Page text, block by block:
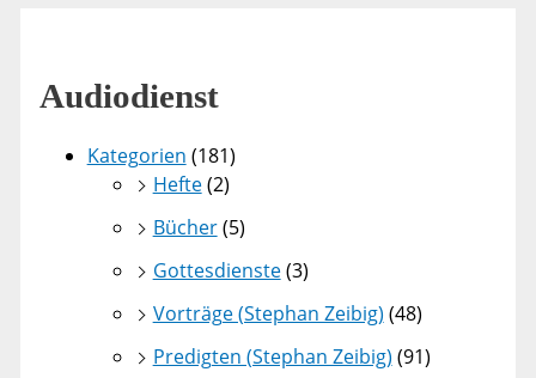
Audiodienst
Kategorien (181)
Hefte(2)
Bücher(5)
Gottesdienste(3)
Vorträge (Stephan Zeibig) (48)
Predigten (Stephan Zeibig) (91)